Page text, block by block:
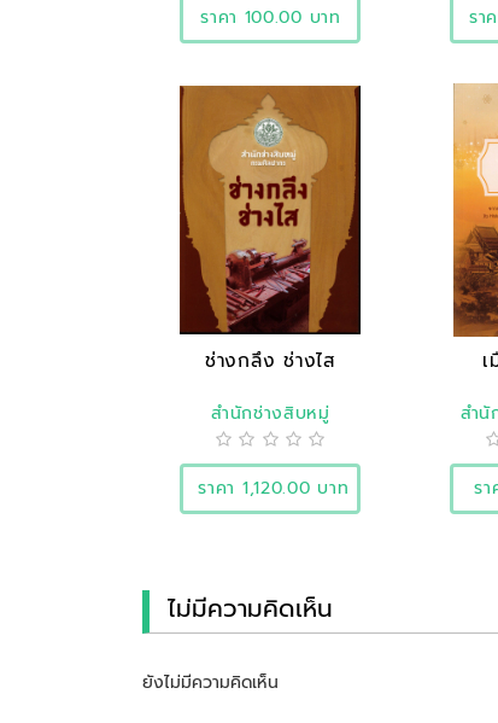
ราคา 100.00 บาท รา
ช่างกลึง ช่างไส
สำนักช่างสิบหมู่
ราคา 1,120.00 บาท
สำนั
ร
ไม่มีความคิดเห็น
ยังไม่มีความคิดเห็น